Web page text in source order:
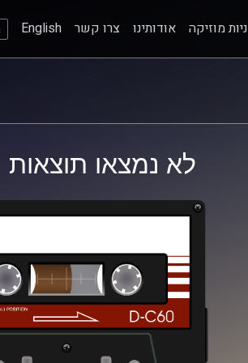
מוזיקה אודותינו צרו קשר English
לא נמצאו תוצאות